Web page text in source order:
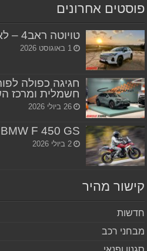
אחרונים
טויוטה ראב4 – לא אנדרדוג
1 באוגוסט 2026
חגיגה כפולה
חשמלית ומרכז
26 ביולי 2026
BMW F 450 GS – השקה בישראל
2 ביולי 2026
מהיר
רכב